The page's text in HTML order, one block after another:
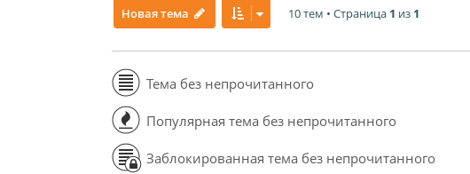
Новая тема 10 тем • Страница 1 из 1
Тема без непрочитанного
Популярная тема без непрочитанного
Заблокированная тема без непрочитанного